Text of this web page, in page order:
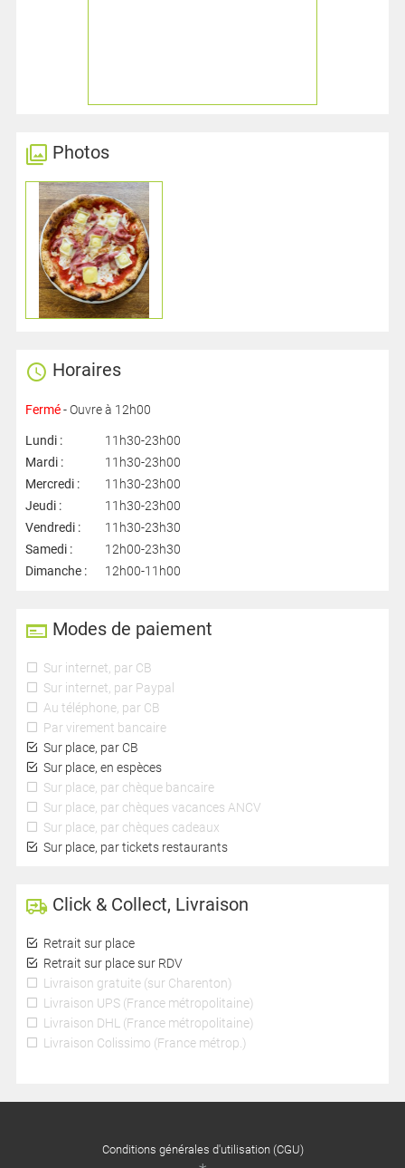
Horaires
Fermé- Ouvre à 12h00
Lundi :
11h30-23h00
Mardi :
11h30-23h00
Mercredi :
11h30-23h00
Jeudi :
11h30-23h00
Vendredi :
11h30-23h30
Samedi :
12h00-23h30
Dimanche :
12h00-11h00
Modes de paiement
Sur internet, par CB
Sur internet, par Paypal
Au téléphone, par CB
Par virement bancaire
Sur place, par CB
Sur place, en espèces
Sur place, par chèque bancaire
Sur place, par chèques vacances ANCV
Sur place, par chèques cadeaux
Sur place, par tickets restaurants
Photos
Click & Collect, Livraison
Retrait sur place
Retrait sur place sur RDV
Livraison gratuite (sur Charenton)
Livraison UPS (France métropolitaine)
Livraison DHL (France métropolitaine)
Livraison Colissimo (France métrop.)
Conditions générales d'utilisation (CGU)